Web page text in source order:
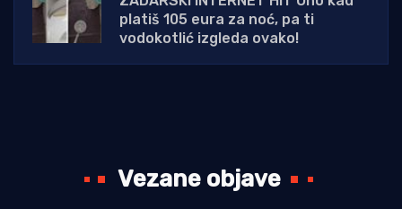
platiš 105 eura za noć, pa ti
vodokotlić izgleda ovako!
Vezane objave